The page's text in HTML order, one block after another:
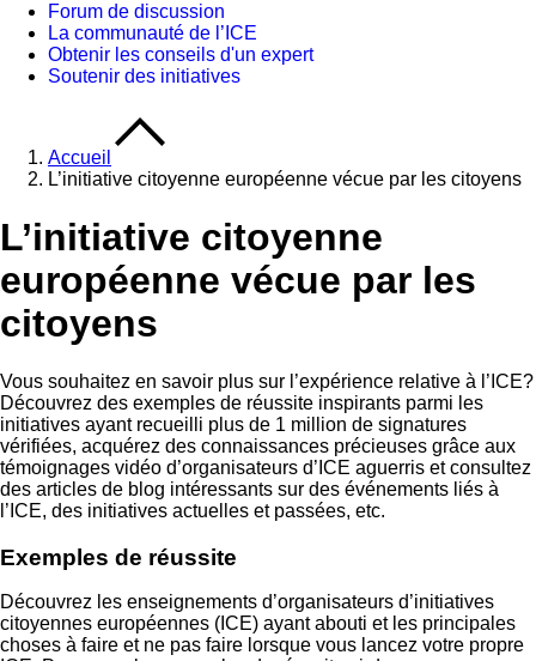
Forum de discussion
La communauté de l’ICE
Obtenir les conseils d'un expert
Soutenir des initiatives
Accueil
L’initiative citoyenne européenne vécue par les citoyens
L’initiative citoyenne
européenne vécue par les
citoyens
Vous souhaitez en savoir plus sur l’expérience relative à l’ICE?
Découvrez des exemples de réussite inspirants parmi les
initiatives ayant recueilli plus de 1 million de signatures
vérifiées, acquérez des connaissances précieuses grâce aux
témoignages vidéo d’organisateurs d’ICE aguerris et consultez
des articles de blog intéressants sur des événements liés à
l’ICE, des initiatives actuelles et passées, etc.
Exemples de réussite
Découvrez les enseignements d’organisateurs d’initiatives
citoyennes européennes (ICE) ayant abouti et les principales
choses à faire et ne pas faire lorsque vous lancez votre propre